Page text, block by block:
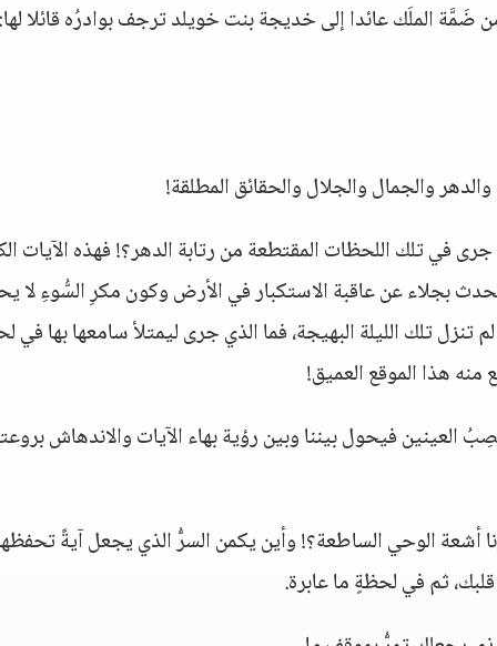
الملَك عائدا إلى خديجة بنت خويلد ترجف بوادرُه قائلا
والجمال والجلال والحقائق المطلقة!
في تلك اللحظات المقتطعة من رتابة الدهر؟! فهذه الآيات
بجلاء عن عاقبة الاستكبار في الأرض وكون مكرِ السُّوءِ لا
تنزل تلك الليلة البهيجة، فما الذي جرى ليمتلأ سامعها بها في
منه هذا الموقع العميق!
فيحول بيننا وبين رؤية بهاء الآيات والاندهاش
أشعة الوحي الساطعة؟! وأين يكمن السرُّ الذي يجعل آيةً
ثم في لحظةٍ ما عابرة.